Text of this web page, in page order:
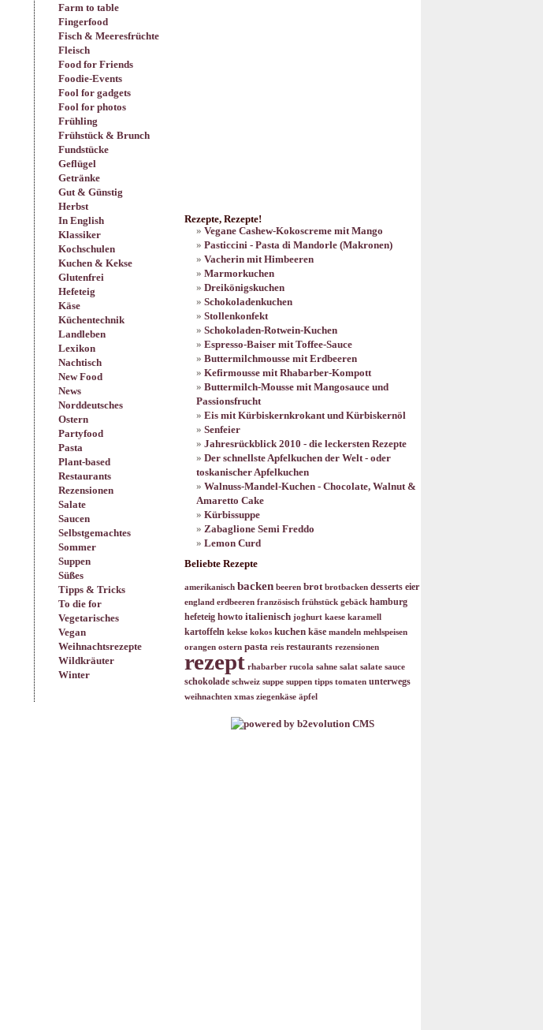
Farm to table
Fingerfood
Fisch & Meeresfrüchte
Fleisch
Food for Friends
Foodie-Events
Fool for gadgets
Fool for photos
Frühling
Frühstück & Brunch
Fundstücke
Geflügel
Getränke
Gut & Günstig
Herbst
In English
Klassiker
Kochschulen
Kuchen & Kekse
Glutenfrei
Hefeteig
Käse
Küchentechnik
Landleben
Lexikon
Nachtisch
New Food
News
Norddeutsches
Ostern
Partyfood
Pasta
Plant-based
Restaurants
Rezensionen
Salate
Saucen
Selbstgemachtes
Sommer
Suppen
Süßes
Tipps & Tricks
To die for
Vegetarisches
Vegan
Weihnachtsrezepte
Wildkräuter
Winter
Rezepte, Rezepte!
Vegane Cashew-Kokoscreme mit Mango
Pasticcini - Pasta di Mandorle (Makronen)
Vacherin mit Himbeeren
Marmorkuchen
Dreikönigskuchen
Schokoladenkuchen
Stollenkonfekt
Schokoladen-Rotwein-Kuchen
Espresso-Baiser mit Toffee-Sauce
Buttermilchmousse mit Erdbeeren
Kefirmousse mit Rhabarber-Kompott
Buttermilch-Mousse mit Mangosauce und
Passionsfrucht
Eis mit Kürbiskernkrokant und Kürbiskernöl
Senfeier
Jahresrückblick 2010 - die leckersten Rezepte
Der schnellste Apfelkuchen der Welt - oder
toskanischer Apfelkuchen
Walnuss-Mandel-Kuchen - Chocolate, Walnut &
Amaretto Cake
Kürbissuppe
Zabaglione Semi Freddo
Lemon Curd
Beliebte Rezepte
amerikanisch backen beeren brot brotbacken desserts eier
england erdbeeren französisch frühstück gebäck hamburg
hefeteig howto italienisch joghurt kaese karamell
kartoffeln kekse kokos kuchen käse mandeln mehlspeisen
orangen ostern pasta reis restaurants rezensionen
rezept rhabarber rucola sahne salat salate sauce
schokolade schweiz suppe suppen tipps tomaten unterwegs
weihnachten xmas ziegenkäse äpfel